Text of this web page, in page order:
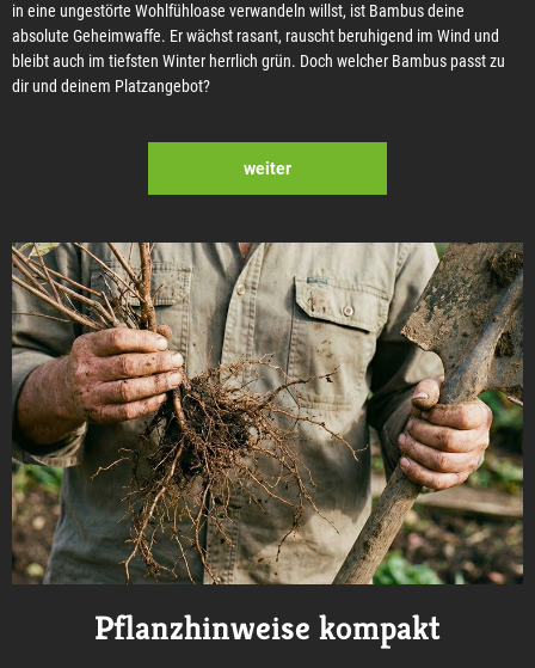
in eine ungestörte Wohlfühloase verwandeln willst, ist Bambus deine
absolute Geheimwaffe. Er wächst rasant, rauscht beruhigend im Wind und
bleibt auch im tiefsten Winter herrlich grün. Doch welcher Bambus passt zu
dir und deinem Platzangebot?
weiter
Pflanzhinweise kompakt